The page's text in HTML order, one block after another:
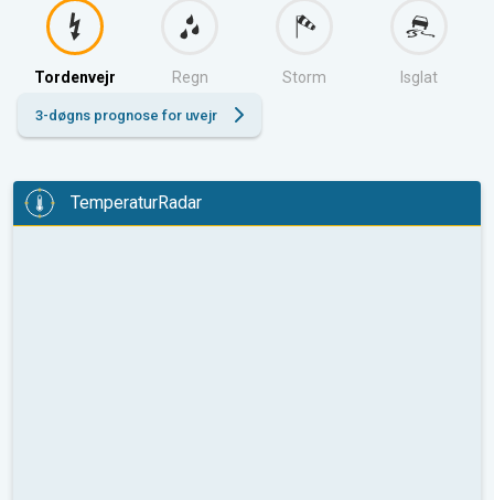
Tordenvejr Regn Storm Isglat
3-døgns prognose for uvejr
TemperaturRadar